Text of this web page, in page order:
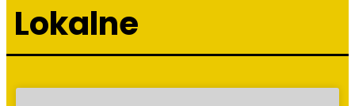
Lokalne